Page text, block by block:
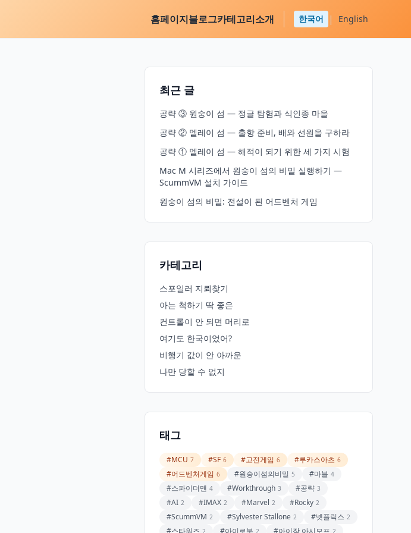
홈페이지블로그카테고리소개 한국어 | English
최근 글
공략 ③ 원숭이 섬 — 정글 탐험과 식인종 마을
공략 ② 멜레이 섬 — 출항 준비, 배와 선원을 구하라
공략 ① 멜레이 섬 — 해적이 되기 위한 세 가지 시험
Mac M 시리즈에서 원숭이 섬의 비밀 실행하기 —
ScummVM 설치 가이드
원숭이 섬의 비밀: 전설이 된 어드벤처 게임
카테고리
스포일러 지뢰찾기
아는 척하기 딱 좋은
컨트롤이 안 되면 머리로
여기도 한국이었어?
비행기 값이 안 아까운
나만 당할 수 없지
태그
#MCU 7 #SF 6 #고전게임 6 #루카스아츠 6
#어드벤처게임 6 #원숭이섬의비밀 5 #마블 4
#스파이더맨 4 #Workthrough 3 #공략 3
#AI 2 #IMAX 2 #Marvel 2 #Rocky 2
#ScummVM 2 #Sylvester Stallone 2 #넷플릭스 2
#스타워즈 2 #아이로봇 2 #아이작 아시모프 2